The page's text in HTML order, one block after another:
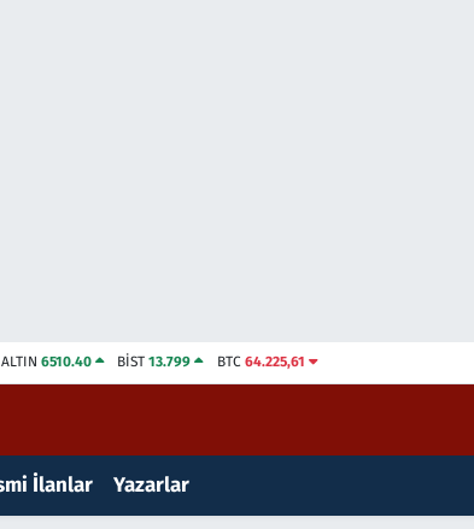
ALTIN 6510.40 BİST13.799 BTC 64.225,61
İlanlar Yazarlar